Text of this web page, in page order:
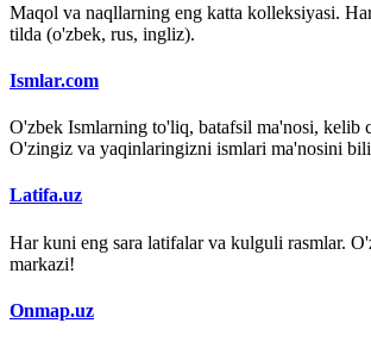
Maqol va naqllarning eng katta kolleksiyasi.
tilda (o'zbek, rus, ingliz).
Ismlar.com
O'zbek Ismlarning to'liq, batafsil ma'nosi, kelib
O'zingiz va yaqinlaringizni ismlari ma'nosini
Latifa.uz
Har kuni eng sara latifalar va kulguli rasmlar.
markazi!
Onmap.uz